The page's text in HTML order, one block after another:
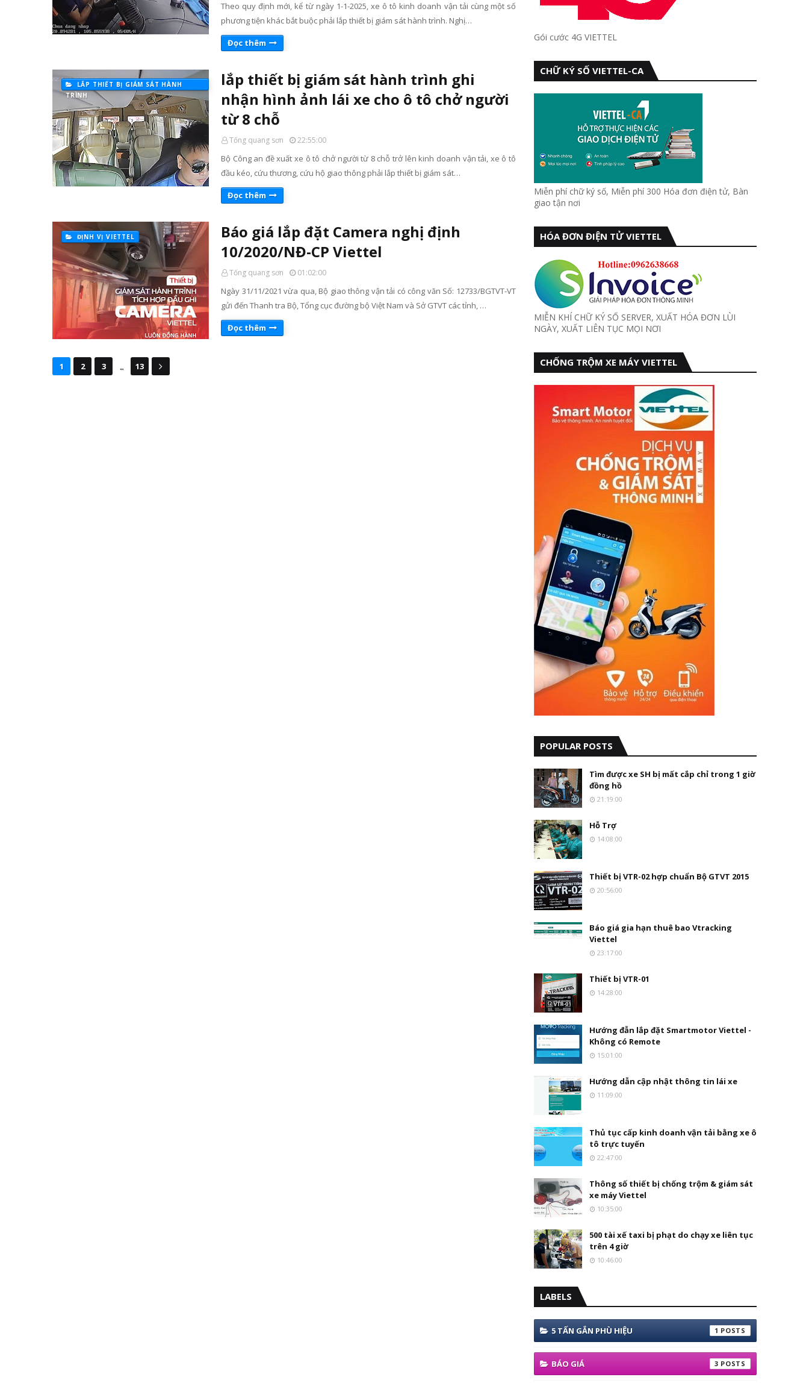
Theo quy định mới, kể từ ngày 1-1-2025, xe ô tô kinh doanh vận tải cùng một số
phương tiện khác bắt buộc phải lắp thiết bị giám sát hành trình. Nghị…
Đọc thêm
LẮP THIẾT BỊ GIÁM SÁT HÀNH
TRÌNH
lắp thiết bị giám sát hành trình ghi
nhận hình ảnh lái xe cho ô tô chở người
từ 8 chỗ
Tống quang sơn 22:55:00
Bộ Công an đề xuất xe ô tô chở người từ 8 chỗ trở lên kinh doanh vận tải, xe ô tô
đầu kéo, cứu thương, cứu hộ giao thông phải lắp thiết bị giám sát…
Đọc thêm
ĐỊNH VỊ VIETTEL
Báo giá lắp đặt Camera nghị định
10/2020/NĐ-CP Viettel
Tống quang sơn 01:02:00
Ngày 31/11/2021 vừa qua, Bộ giao thông vận tải có công văn Số: 12733/BGTVT-VT
gửi đến Thanh tra Bộ, Tổng cục đường bộ Việt Nam và Sở GTVT các tỉnh, …
Đọc thêm
1 2 3 ... 13
Gói cước 4G VIETTEL
CHỮ KÝ SỐ VIETTEL-CA
Miễn phí chữ ký số, Miễn phí 300 Hóa đơn điện tử, Bàn
giao tận nơi
HÓA ĐƠN ĐIỆN TỬ VIETTEL
MIỄN KHÍ CHỮ KÝ SỐ SERVER, XUẤT HÓA ĐƠN LÙI
NGÀY, XUẤT LIÊN TỤC MỌI NƠI
CHỐNG TRỘM XE MÁY VIETTEL
POPULAR POSTS
Tìm được xe SH bị mất cắp chỉ trong 1 giờ
đồng hồ
21:19:00
Hỗ Trợ
14:08:00
Thiết bị VTR-02 hợp chuẩn Bộ GTVT 2015
20:56:00
Báo giá gia hạn thuê bao Vtracking
Viettel
23:17:00
Thiết bị VTR-01
14:28:00
Hướng đẫn lắp đặt Smartmotor Viettel -
Không có Remote
15:01:00
Hướng dẫn cập nhật thông tin lái xe
11:09:00
Thủ tục cấp kinh doanh vận tải bằng xe ô
tô trực tuyến
22:47:00
Thông số thiết bị chống trộm & giám sát
xe máy Viettel
10:35:00
500 tài xế taxi bị phạt do chạy xe liên tục
trên 4 giờ
10:46:00
LABELS
5 TẤN GẮN PHÙ HIỆU 1
BÁO GIÁ 3